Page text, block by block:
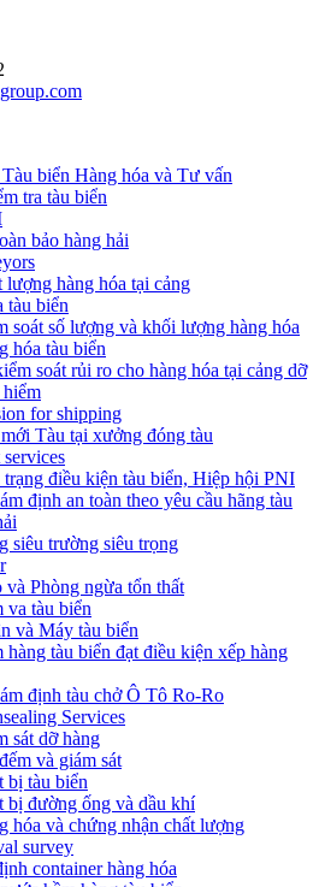
biển Hàng hóa và Tư vấn
tra tàu biển
bảo hàng hải
lượng hàng hóa tại cảng
tàu biển
soát số lượng và khối lượng hàng hóa
hóa tàu biển
soát rủi ro cho hàng hóa tại cảng dỡ
for shipping
Tàu tại xưởng đóng tàu
điều kiện tàu biển, Hiệp hội PNI
định an toàn theo yêu cầu hãng tàu
siêu trường siêu trọng
và Phòng ngừa tổn thất
va tàu biển
và Máy tàu biển
hàng tàu biển đạt điều kiện xếp hàng
định tàu chở Ô Tô Ro-Ro
Services
sát dỡ hàng
và giám sát
bị tàu biển
bị đường ống và dầu khí
hóa và chứng nhận chất lượng
survey
container hàng hóa